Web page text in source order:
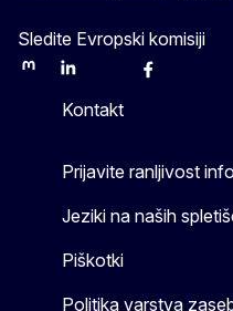
Sledite Evropski komisiji
MastodonLinkedInBlueskyFacebook
Kontakt
Prijavite ranljivost
Jeziki na naših
Piškotki
Politika varstva